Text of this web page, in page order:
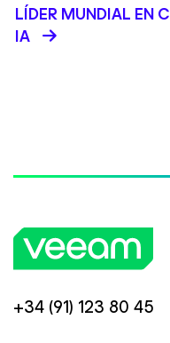
LÍDER MUNDIAL EN
IA
+34 (91) 123 80 45